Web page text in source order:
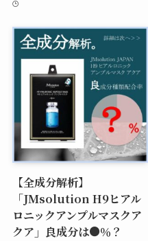
【全成分解析】
「JMsolution H9ヒアル
ロニックアンプルマスクア
クア」良成分は●％？